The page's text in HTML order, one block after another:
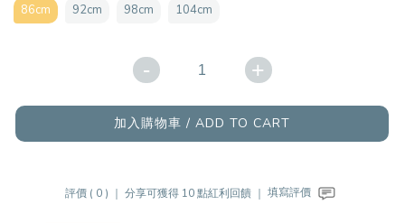
86cm 92cm 98cm 104cm
- +
加入購物車 / ADD TO CART
評價 ( 0 ) ｜分享可獲得 10 點紅利回饋 ｜填寫評價